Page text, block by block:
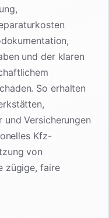
und der klaren
So erhalten
und Versicherungen
Kfz-
von
zügige, faire